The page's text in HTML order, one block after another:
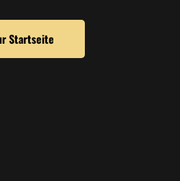
Startseite